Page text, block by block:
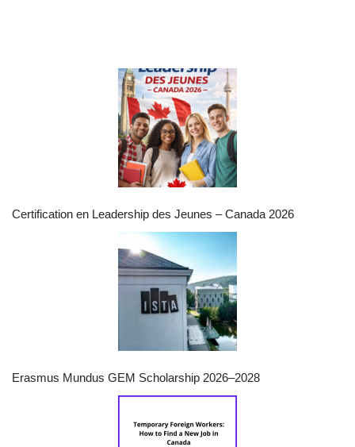
Certification en Leadership des Jeunes – Canada 2026
Erasmus Mundus GEM Scholarship 2026–2028